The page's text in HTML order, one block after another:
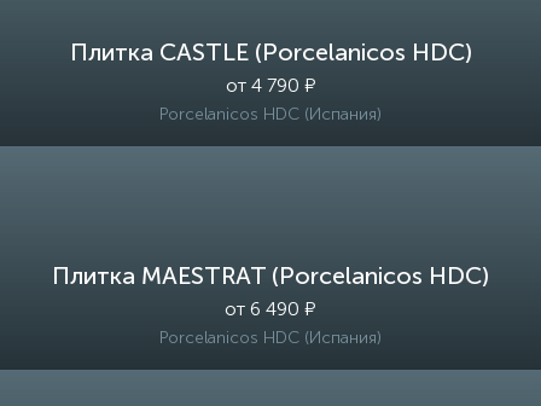
Плитка CASTLE (Porcelanicos HDC)
от 4 790 ₽
Porcelanicos HDC (Испания)
Плитка MAESTRAT (Porcelanicos HDC)
от 6 490 ₽
Porcelanicos HDC (Испания)